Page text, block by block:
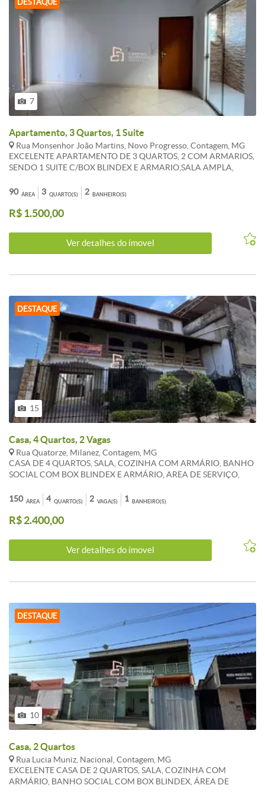
DESTAQUE
7
Apartamento, 3 Quartos, 1 Suite
Rua Monsenhor João Martins, Novo Progresso, Contagem, MG
EXCELENTE APARTAMENTO DE 3 QUARTOS, 2 COM ARMARIOS,
SENDO 1 SUITE C/BOX BLINDEX E ARMARIO,SALA AMPLA,
TODA REVESTIDA COM ARMARIO, AREA DE SERVIÇO, SEM
VAGA DE GARAGEM.***OS VALORES ANUNCIADOS DE
CONDOMÍNIO E IPTU SÃO REFERENCIAIS E PODEM SOFRER
ÁREA
90 QUARTO(S)
3 BANHEIRO(S)
2
R$ 1.500,00
Ver detalhes do ímovel
DESTAQUE
15
Casa, 4 Quartos, 2 Vagas
Rua Quatorze, Milanez, Contagem, MG
CASA DE 4 QUARTOS, SALA, COZINHA COM ARMÁRIO, BANHO
SOCIAL COM BOX BLINDEX E ARMÁRIO, AREA DE SERVIÇO,
PAVIMENTO. *CONDOMÍNIO E IPTU SÃO REFERENCIAIS E
PODEM SOFRER ALTERAÇÕES. WHATSAPP 31 983 867 630
ÁREA
150 QUARTO(S)
4 VAGA(S)
2 BANHEIRO(S)
1
R$ 2.400,00
Ver detalhes do ímovel
DESTAQUE
10
Casa, 2 Quartos
Rua Lucia Muniz, Nacional, Contagem, MG
EXCELENTE CASA DE 2 QUARTOS, SALA, COZINHA COM
ARMÁRIO, BANHO SOCIAL COM BOX BLINDEX, ÁREA DE